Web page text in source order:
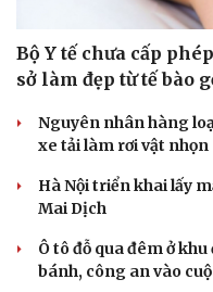
Bộ Y tế chưa cấp
sở làm đẹp từ tế bào
Nguyên nhân hàng
xe tải làm rơi vật nhọn
Hà Nội triển khai lấy
Mai Dịch
Ô tô đỗ qua đêm ở
bánh, công an vào